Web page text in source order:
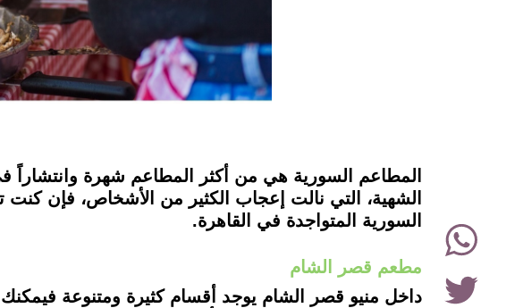
Twitter
WhatsApp
instagramالمطاعم السورية هي من أكثر المطاعم شهرة وانتشاراً
الشهية، التي نالت إعجاب الكثير من الأشخاص، فإن
السورية المتواجدة في القاهرة.
مطعم قصر الشام
داخل منيو قصر الشام يوجد أقسام كثيرة ومتنوعة